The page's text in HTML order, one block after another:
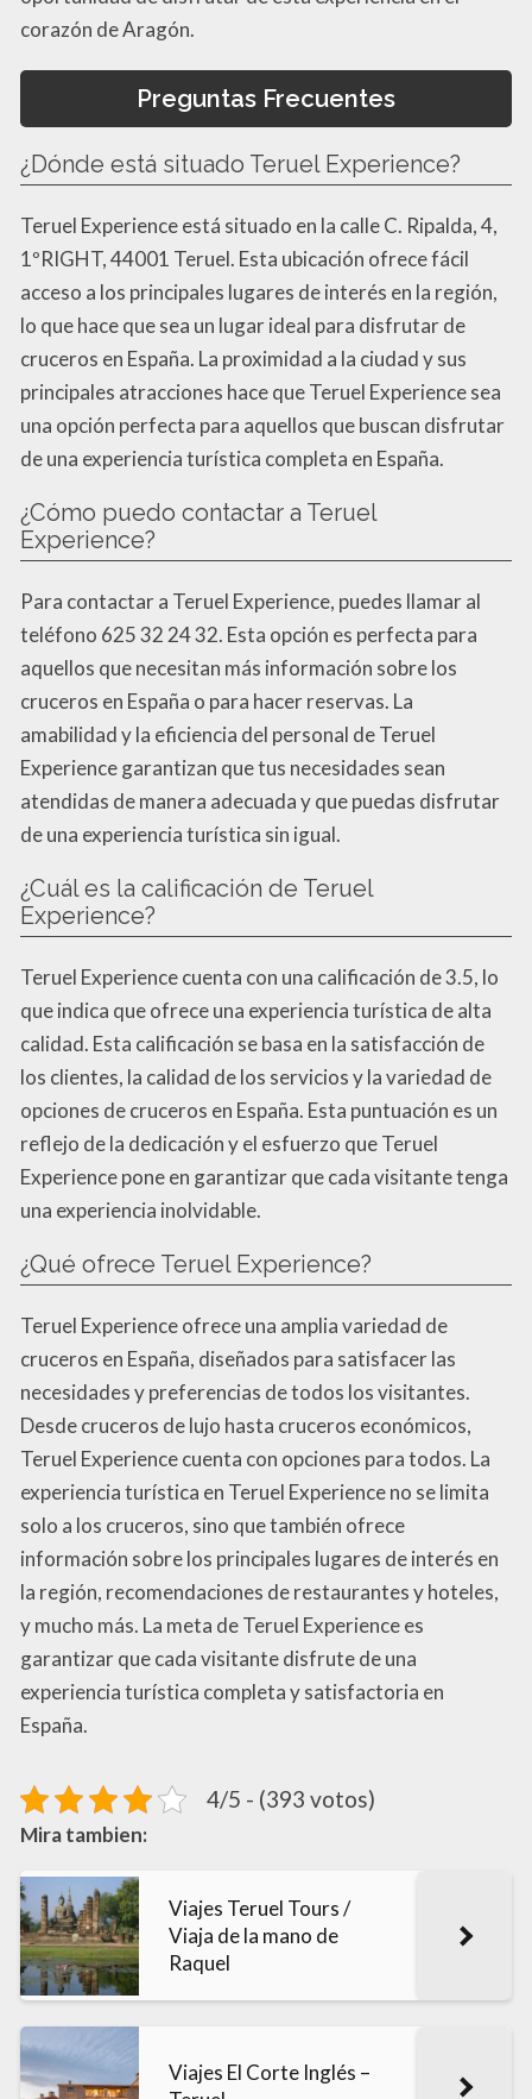
corazón de Aragón.
Preguntas Frecuentes
¿Dónde está situado Teruel Experience?
Teruel Experience está situado en la calle C. Ripalda, 4,
1ºRIGHT, 44001 Teruel. Esta ubicación ofrece fácil
acceso a los principales lugares de interés en la región,
lo que hace que sea un lugar ideal para disfrutar de
cruceros en España. La proximidad a la ciudad y sus
principales atracciones hace que Teruel Experience sea
una opción perfecta para aquellos que buscan disfrutar
de una experiencia turística completa en España.
¿Cómo puedo contactar a Teruel
Experience?
Para contactar a Teruel Experience, puedes llamar al
teléfono 625 32 24 32. Esta opción es perfecta para
aquellos que necesitan más información sobre los
cruceros en España o para hacer reservas. La
amabilidad y la eficiencia del personal de Teruel
Experience garantizan que tus necesidades sean
atendidas de manera adecuada y que puedas disfrutar
de una experiencia turística sin igual.
¿Cuál es la calificación de Teruel
Experience?
Teruel Experience cuenta con una calificación de 3.5, lo
que indica que ofrece una experiencia turística de alta
calidad. Esta calificación se basa en la satisfacción de
los clientes, la calidad de los servicios y la variedad de
opciones de cruceros en España. Esta puntuación es un
reflejo de la dedicación y el esfuerzo que Teruel
Experience pone en garantizar que cada visitante tenga
una experiencia inolvidable.
¿Qué ofrece Teruel Experience?
Teruel Experience ofrece una amplia variedad de
cruceros en España, diseñados para satisfacer las
necesidades y preferencias de todos los visitantes.
Desde cruceros de lujo hasta cruceros económicos,
Teruel Experience cuenta con opciones para todos. La
experiencia turística en Teruel Experience no se limita
solo a los cruceros, sino que también ofrece
información sobre los principales lugares de interés en
la región, recomendaciones de restaurantes y hoteles,
y mucho más. La meta de Teruel Experience es
garantizar que cada visitante disfrute de una
experiencia turística completa y satisfactoria en
España.
4/5 - (393 votos)
Mira tambien:
Viajes Teruel Tours /
Viaja de la mano de
Raquel
Viajes El Corte Inglés –